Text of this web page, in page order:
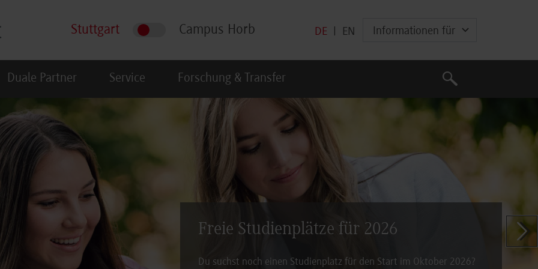
Stuttgart Campus Horb DE EN Informationen für
Duale Partner Service Forschung & Transfer
Suche
Suche
Freie Studienplätze für 2026
Du suchst noch einen Studienplatz für den Start im Oktober 2026?
Zeige